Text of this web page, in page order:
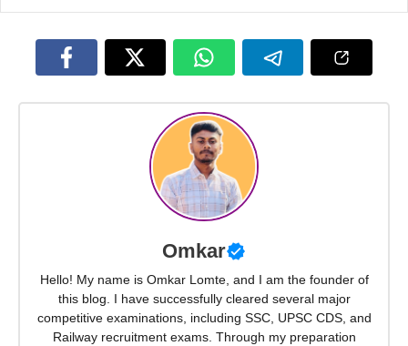
Omkar
Hello! My name is Omkar Lomte, and I am the founder of
this blog. I have successfully cleared several major
competitive examinations, including SSC, UPSC CDS, and
Railway recruitment exams. Through my preparation